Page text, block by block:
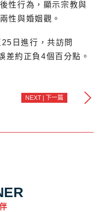
性行為，顯示宗教與
性與婚姻觀。
日進行，共訪問
差約正負4個百分點。
NEXT | 下一篇